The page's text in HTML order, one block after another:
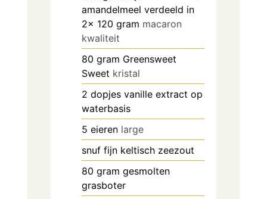
amandelmeel verdeeld in
2x 120 gram macaron
kwaliteit
80 gram Greensweet
Sweet kristal
2 dopjes vanille extract op
waterbasis
5 eieren large
snuf fijn keltisch zeezout
80 gram gesmolten
grasboter